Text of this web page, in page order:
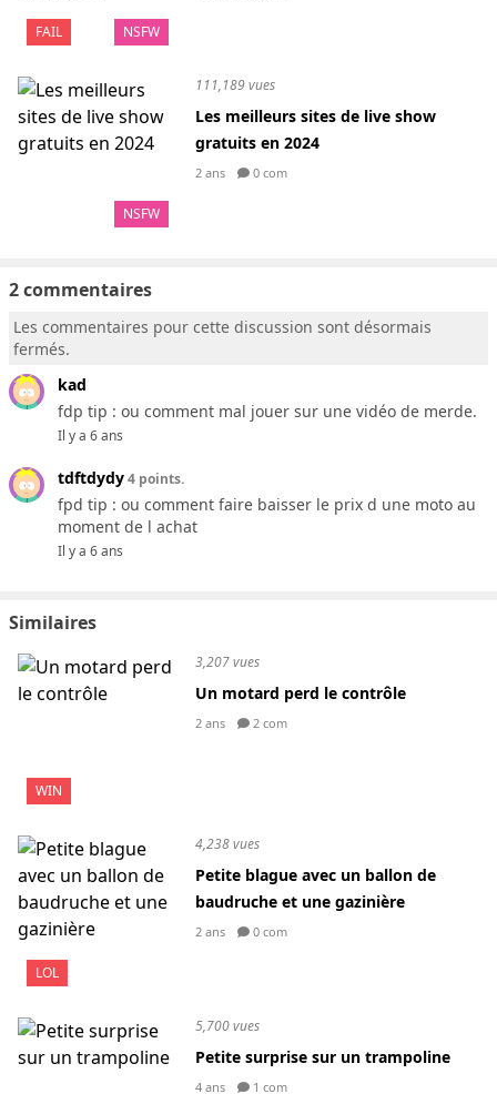
FAIL NSFW
NSFW
111,189 vues
Les meilleurs sites de live show
gratuits en 2024
2 ans 0 com
2 commentaires
Les commentaires pour cette discussion sont désormais
fermés.
kad
fdp tip : ou comment mal jouer sur une vidéo de merde.
Il y a 6 ans
tdftdydy4 points.
fpd tip : ou comment faire baisser le prix d une moto au
moment de l achat
Il y a 6 ans
Similaires
WIN
3,207 vues
Un motard perd le contrôle
2 ans 2 com
LOL
4,238 vues
Petite blague avec un ballon de
baudruche et une gazinière
2 ans 0 com
5,700 vues
Petite surprise sur un trampoline
4 ans 1 com